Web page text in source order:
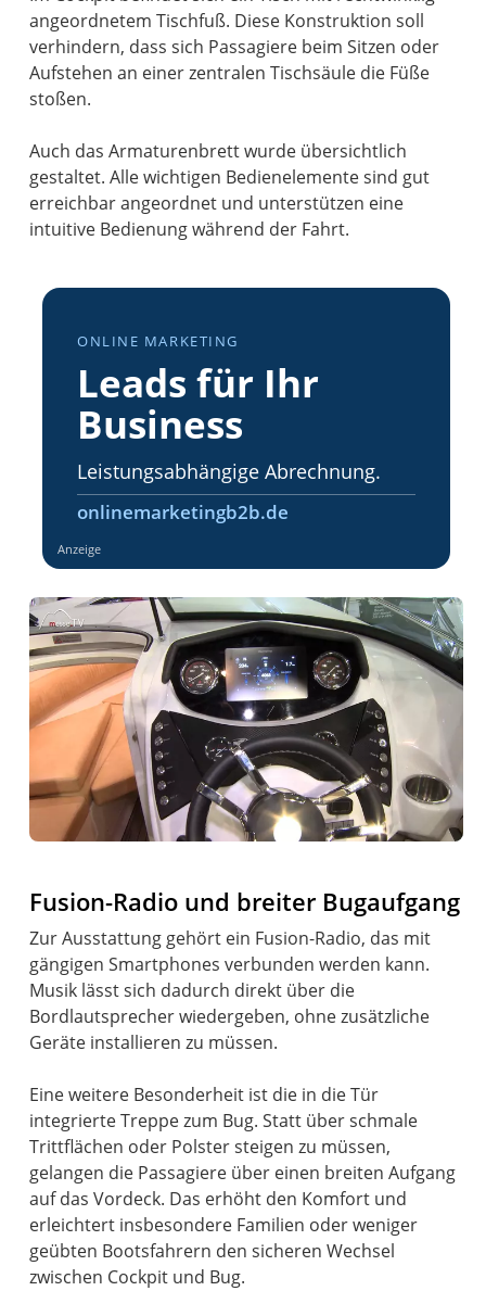
angeordnetem Tischfuß. Diese Konstruktion soll
verhindern, dass sich Passagiere beim Sitzen oder
Aufstehen an einer zentralen Tischsäule die Füße
stoßen.
Auch das Armaturenbrett wurde übersichtlich
gestaltet. Alle wichtigen Bedienelemente sind gut
erreichbar angeordnet und unterstützen eine
intuitive Bedienung während der Fahrt.
ONLINE MARKETING
Leads für Ihr
Business
Leistungsabhängige Abrechnung.
onlinemarketingb2b.de
Anzeige
Fusion-Radio und breiter Bugaufgang
Zur Ausstattung gehört ein Fusion-Radio, das mit
gängigen Smartphones verbunden werden kann.
Musik lässt sich dadurch direkt über die
Bordlautsprecher wiedergeben, ohne zusätzliche
Geräte installieren zu müssen.
Eine weitere Besonderheit ist die in die Tür
integrierte Treppe zum Bug. Statt über schmale
Trittflächen oder Polster steigen zu müssen,
gelangen die Passagiere über einen breiten Aufgang
auf das Vordeck. Das erhöht den Komfort und
erleichtert insbesondere Familien oder weniger
geübten Bootsfahrern den sicheren Wechsel
zwischen Cockpit und Bug.